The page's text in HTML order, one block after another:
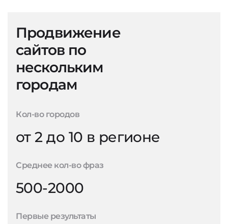
Продвижение
сайтов по
нескольким
городам
Кол-во городов
от 2 до 10 в регионе
Среднее кол-во фраз
500-2000
Первые результаты